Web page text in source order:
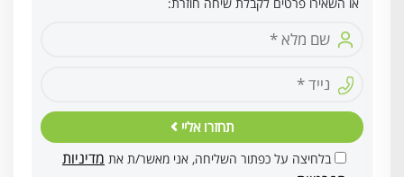
או השאירו פרטים לקבלת שיחה חוזרת:
תחזרו אליי
בלחיצה על כפתור השליחה, אני מאשר/ת את מדיניות